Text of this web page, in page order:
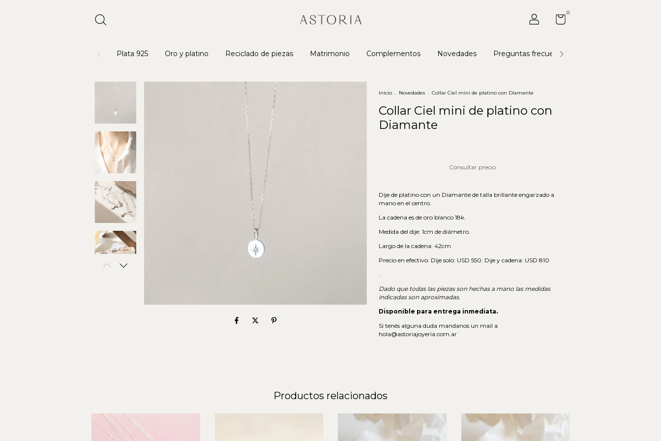
0
Plata 925 Oro y platino Reciclado de piezas Matrimonio Complementos Novedades Preguntas frecuentes
Inicio . Novedades . Collar Ciel mini de platino con Diamante
Collar Ciel mini de platino con
Diamante
Dije de platino con un Diamante de talla brillante engarzado a
mano en el centro.
La cadena es de oro blanco 18k.
Medida del dije: 1cm de diámetro.
Largo de la cadena: 42cm
Precio en efectivo: Dije solo: USD 550. Dije y cadena: USD 810
.
Dado que todas las piezas son hechas a mano las medidas
indicadas son aproximadas.
Disponible para entrega inmediata.
Si tenés alguna duda mandanos un mail a
hola@astoriajoyeria.com.ar
Productos relacionados